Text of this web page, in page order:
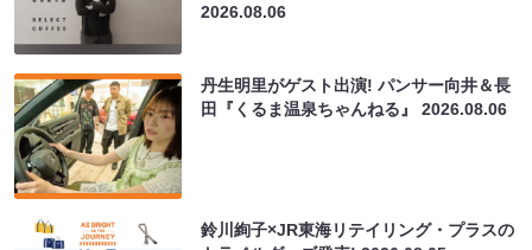
2026.08.06
丹生明里がゲスト出演! パンサー向井＆長
田『くるま温泉ちゃんねる』2026.08.06
鈴川絢子×JR東海リテイリング・プラスの